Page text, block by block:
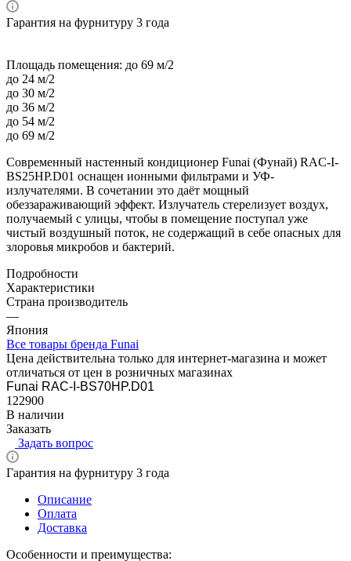
Гарантия на фурнитуру 3 года
Площадь помещения: до 69 м/2
до 24 м/2
до 30 м/2
до 36 м/2
до 54 м/2
до 69 м/2
Современный настенный кондиционер Funai (Фунай) RAC-I-
BS25HP.D01 оснащен ионными фильтрами и УФ-
излучателями. В сочетании это даёт мощный
обеззараживающий эффект. Излучатель стерелизует воздух,
получаемый с улицы, чтобы в помещение поступал уже
чистый воздушный поток, не содержащий в себе опасных для
злоровья микробов и бактерий.
Подробности
Характеристики
Страна производитель
—
Япония
Все товары бренда Funai
Цена действительна только для интернет-магазина и может
отличаться от цен в розничных магазинах
Funai RAC-I-BS70HP.D01
122900
В наличии
Заказать
Задать вопрос
Гарантия на фурнитуру 3 года
Описание
Оплата
Доставка
Особенности и преимущества: